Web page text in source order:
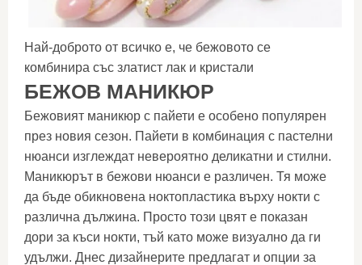
Най-доброто от всичко е, че бежовото се
комбинира със златист лак и кристали
БЕЖОВ МАНИКЮР
Бежовият маникюр с пайети е особено популярен
през новия сезон. Пайети в комбинация с пастелни
нюанси изглеждат невероятно деликатни и стилни.
Маникюрът в бежови нюанси е различен. Тя може
да бъде обикновена ноктопластика върху нокти с
различна дължина. Просто този цвят е показан
дори за къси нокти, тъй като може визуално да ги
удължи. Днес дизайнерите предлагат и опции за